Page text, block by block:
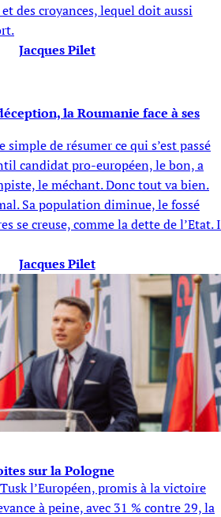
des croyances, lequel doit aussi
Jacques Pilet
la Roumanie face à ses
de résumer ce qui s’est passé
candidat pro-européen, le bon, a
le méchant. Donc tout va bien.
Sa population diminue, le fossé
se creuse, comme la dette de l’Etat.
Jacques Pilet
sur la Pologne
l’Européen, promis à la victoire
à peine, avec 31 % contre 29, la